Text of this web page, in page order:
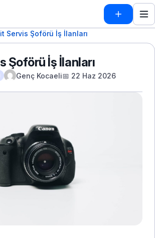
Servis Şoförü İş İlanları
Şoförü İş İlanları
Genç Kocaeli📅 22 Haz 2026